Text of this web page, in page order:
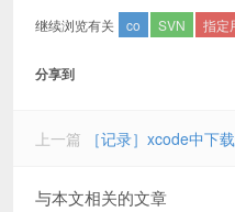
继续浏览有关 co SVN 指定
分享到
上一篇 ［记录］xcode中下
与本文相关的文章